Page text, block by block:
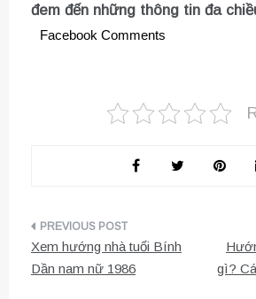
đem đến những thông tin đa
Facebook Comments
Điều
hướng
Xem hướng nhà tuổi Bính
Dần nam nữ 1986
gì?